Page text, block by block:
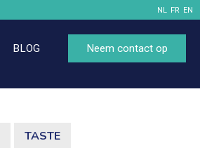
NL FR EN
BLOG Neem contact op
TASTE